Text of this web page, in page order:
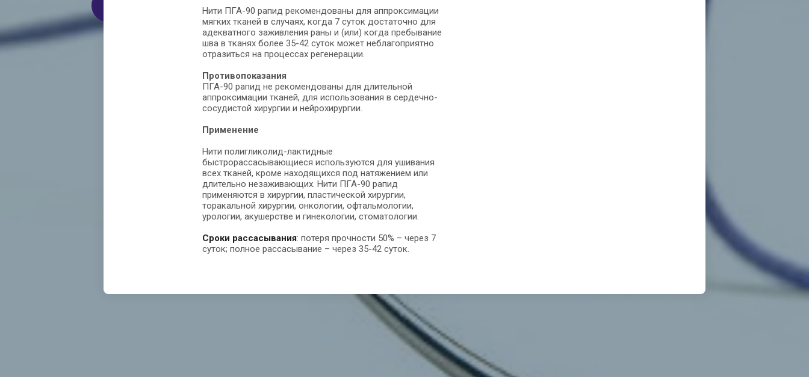
КАТАЛОГ
Нити ПГА-90 рапид рекомендованы для аппроксимации
мягких тканей в случаях, когда 7 суток достаточно для
адекватного заживления раны и (или) когда пребывание
шва в тканях более 35-42 суток может неблагоприятно
отразиться на процессах регенерации.
Противопоказания
ПГА-90 рапид не рекомендованы для длительной
аппроксимации тканей, для использования в сердечно-
сосудистой хирургии и нейрохирургии.
Применение
Нити полигликолид-лактидные
быстрорассасывающиеся используются для ушивания
всех тканей, кроме находящихся под натяжением или
длительно незаживающих. Нити ПГА-90 рапид
применяются в хирургии, пластической хирургии,
торакальной хирургии, онкологии, офтальмологии,
урологии, акушерстве и гинекологии, стоматологии.
Сроки рассасывания: потеря прочности 50% – через 7
суток; полное рассасывание – через 35-42 суток.